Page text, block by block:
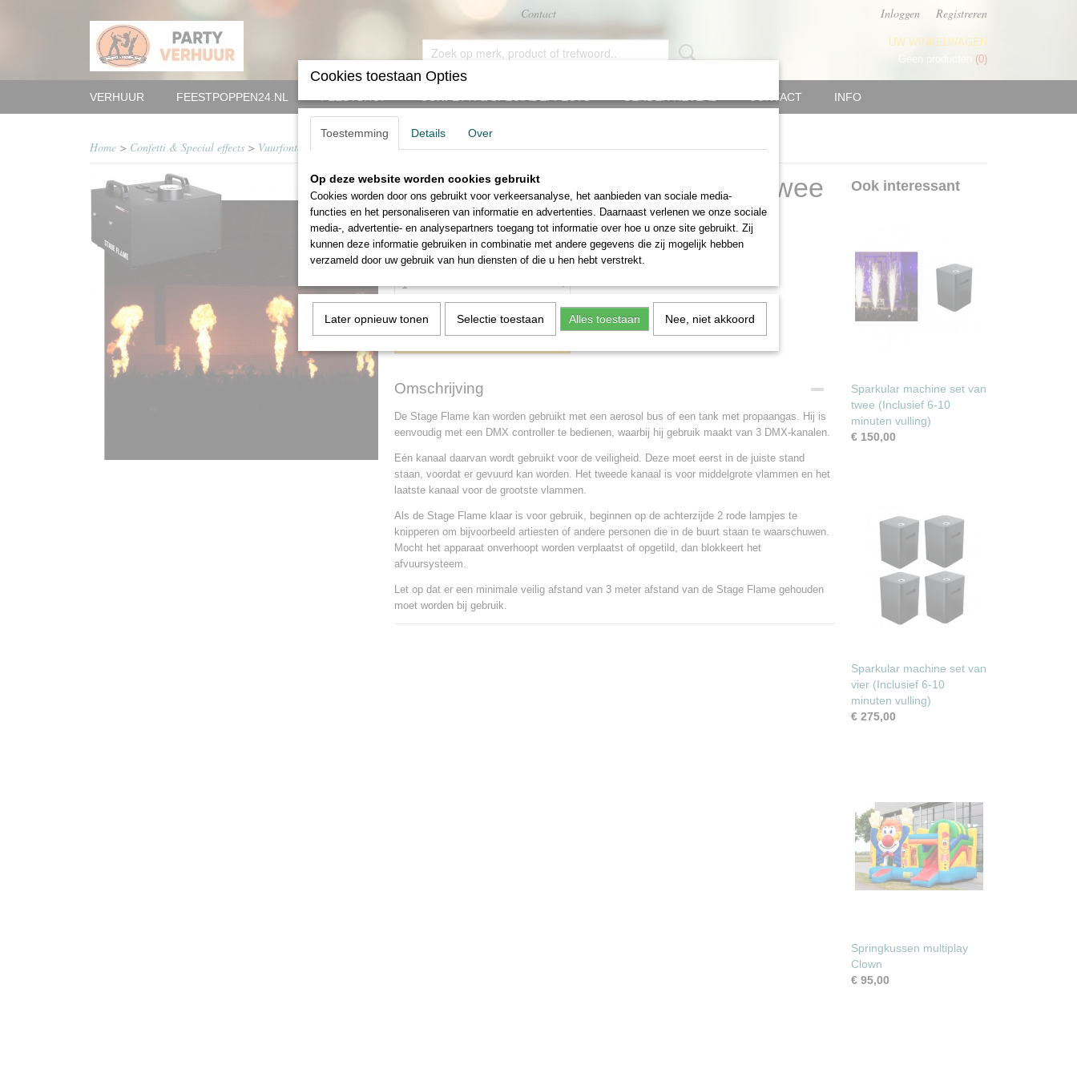
Contact Inloggen Registreren
UW WINKELWAGEN
(0)
VERHUUR FEESTPOPPEN24.NL CONTACT INFO
Home > Confetti & Special effects > Vuurfontein MagicFX Stage Flame set van twee
MagicFX Stage Flame set van twee
€ 150,00 (inclusief btw 21%)
Aantal
IN WINKELWAGEN
Omschrijving
De Stage Flame kan worden gebruikt met een aerosol bus of een tank met propaangas. Hij is
eenvoudig met een DMX controller te bedienen, waarbij hij gebruik maakt van 3 DMX-kanalen.
Eén kanaal daarvan wordt gebruikt voor de veiligheid. Deze moet eerst in de juiste stand
staan, voordat er gevuurd kan worden. Het tweede kanaal is voor middelgrote vlammen en het
laatste kanaal voor de grootste vlammen.
Als de Stage Flame klaar is voor gebruik, beginnen op de achterzijde 2 rode lampjes te
knipperen om bijvoorbeeld artiesten of andere personen die in de buurt staan te waarschuwen.
Mocht het apparaat onverhoopt worden verplaatst of opgetild, dan blokkeert het
afvuursysteem.
Let op dat er een minimale veilig afstand van 3 meter afstand van de Stage Flame gehouden
moet worden bij gebruik.
Ook interessant
Sparkular machine set van
twee (Inclusief 6-10
minuten vulling)
€ 150,00
Sparkular machine set van
vier (Inclusief 6-10
minuten vulling)
€ 275,00
Springkussen multiplay
Clown
€ 95,00
Cookies toestaan Opties
Toestemming Details Over
Op deze website worden cookies gebruikt
Cookies worden door ons gebruikt voor verkeersanalyse, het aanbieden van sociale media-
functies en het personaliseren van informatie en advertenties. Daarnaast verlenen we onze sociale
media-, advertentie- en analysepartners toegang tot informatie over hoe u onze site gebruikt. Zij
kunnen deze informatie gebruiken in combinatie met andere gegevens die zij mogelijk hebben
verzameld door uw gebruik van hun diensten of die u hen hebt verstrekt.
Later opnieuw tonen Selectie toestaan Alles toestaan Nee, niet akkoord